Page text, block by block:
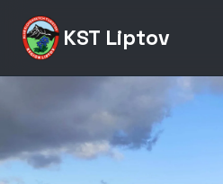
KST Liptov